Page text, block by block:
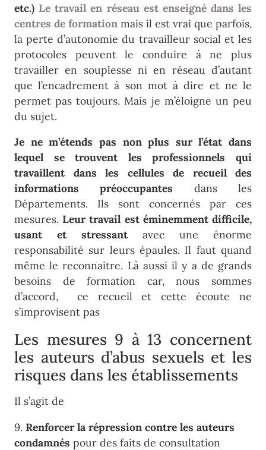
etc.) Le travail en réseau est enseigné dans les
centres de formation mais il est vrai que parfois,
la perte d’autonomie du travailleur social et les
protocoles peuvent le conduire à ne plus
travailler en souplesse ni en réseau d’autant
que l’encadrement à son mot à dire et ne le
permet pas toujours. Mais je m’éloigne un peu
du sujet.
Je ne m’étends pas non plus sur l’état dans
lequel se trouvent les professionnels qui
travaillent dans les cellules de recueil des
informations préoccupantes dans les
Départements. Ils sont concernés par ces
mesures.Leur travail est éminemment difficile,
usant et stressantavec une énorme
responsabilité sur leurs épaules. Il faut quand
même le reconnaitre. Là aussi il y a de grands
besoins de formation car, nous sommes
d’accord, ce recueil et cette écoute ne
s’improvisent pas
Les mesures 9 à 13 concernent
les auteurs d’abus sexuels et les
risques dans les établissements
Il s’agit de
9. Renforcer la répression contre les auteurs
condamnés pour des faits de consultation